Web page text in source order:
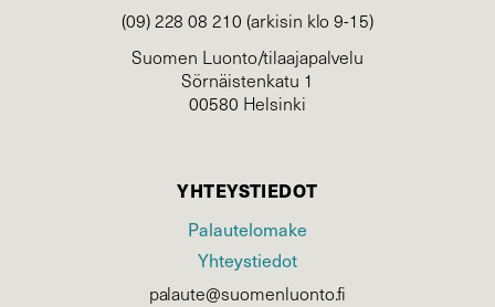
(09) 228 08 210 (arkisin klo 9-15)
Suomen Luonto/tilaajapalvelu
Sörnäistenkatu 1
00580 Helsinki
YHTEYSTIEDOT
Palautelomake
Yhteystiedot
palaute@suomenluonto.fi